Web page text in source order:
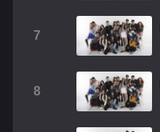
Christian Chavez
Dulce María
RBD
7
8